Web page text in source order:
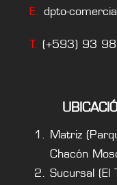
E. dpto-
T. (+593) 93
Matriz
Chacón
Sucursal (El